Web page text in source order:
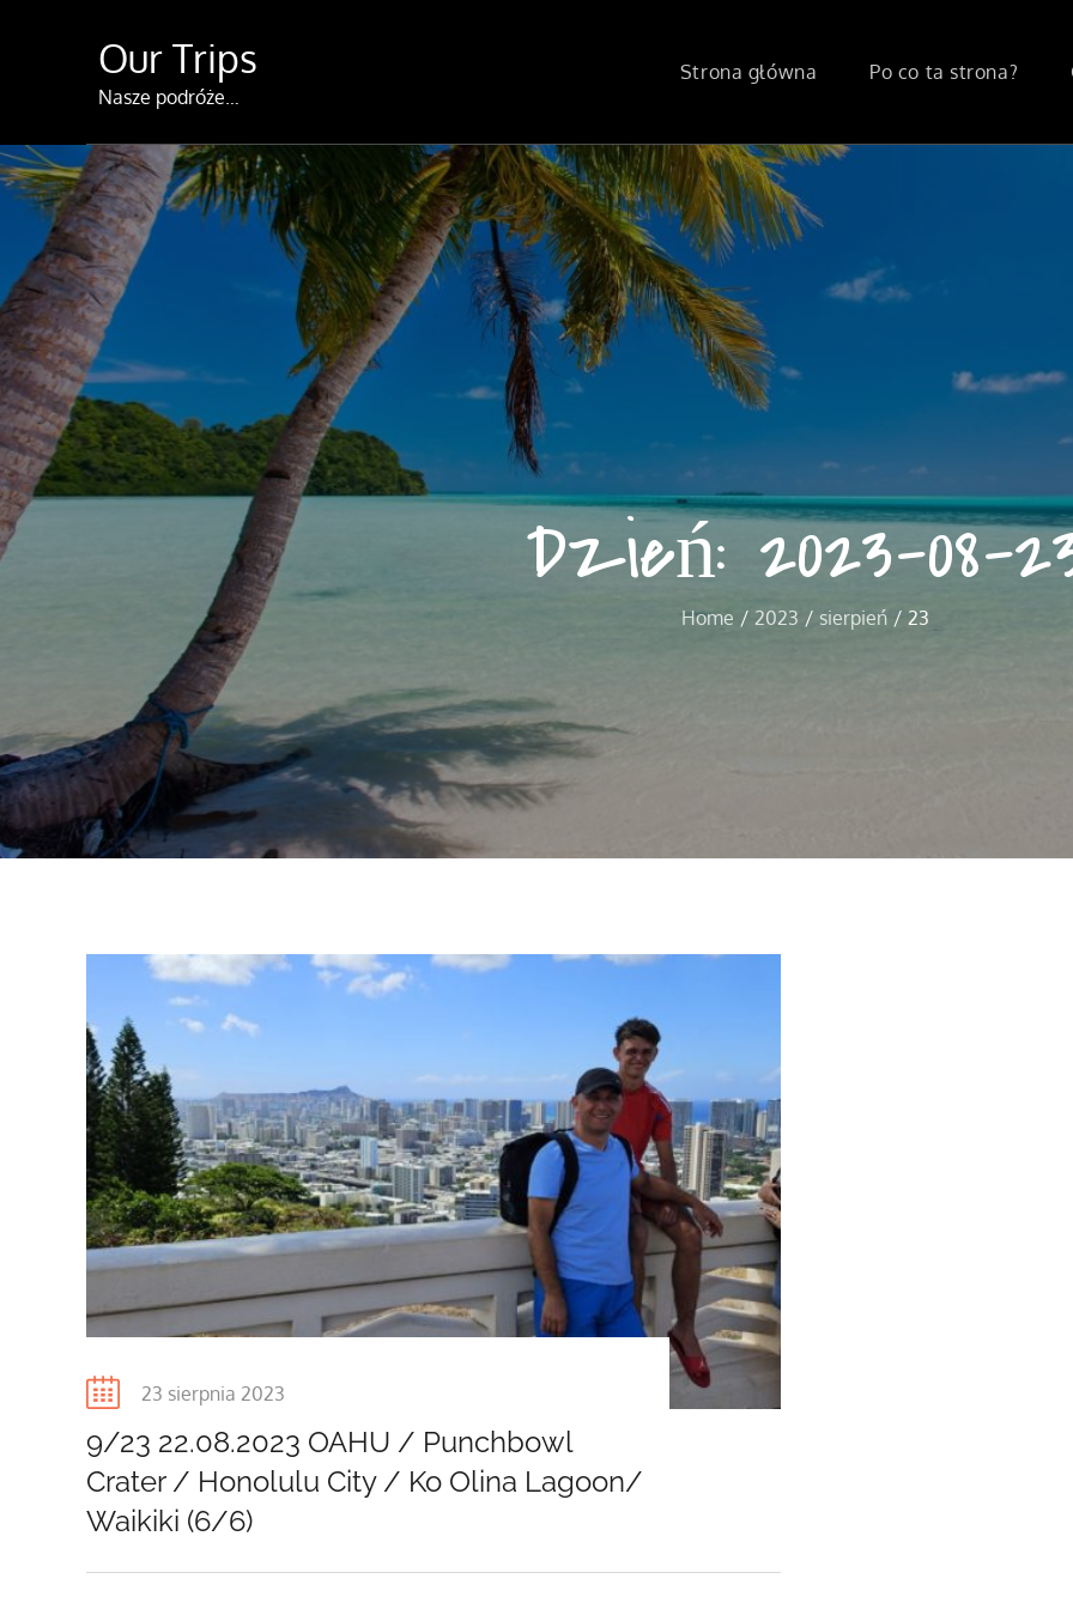
Our Trips
Nasze podróże…
Strona główna Po co ta strona?
Dzień:2023-08-
Home 2023 sierpień 23
Posted
23 sierpnia 2023
9/23 22.08.2023 OAHU / Punchbowl
Crater / Honolulu City / Ko Olina Lagoon/
Waikiki (6/6)